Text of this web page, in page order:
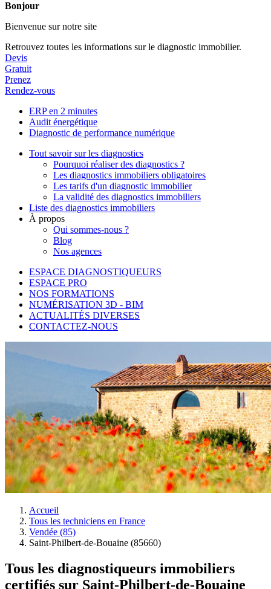
Bonjour
Bienvenue sur notre site
Retrouvez toutes les informations sur le diagnostic immobilier.
Devis
Gratuit
Prenez
Rendez-vous
ERP en 2 minutes
Audit énergétique
Diagnostic de performance numérique
Tout savoir sur les diagnostics
Pourquoi réaliser des diagnostics ?
Les diagnostics immobiliers obligatoires
Les tarifs d'un diagnostic immobilier
La validité des diagnostics immobiliers
Liste des diagnostics immobiliers
À propos
Qui sommes-nous ?
Blog
Nos agences
ESPACE DIAGNOSTIQUEURS
ESPACE PRO
NOS FORMATIONS
NUMÉRISATION 3D - BIM
ACTUALITÉS DIVERSES
CONTACTEZ-NOUS
Accueil
Tous les techniciens en France
Vendée (85)
Saint-Philbert-de-Bouaine (85660)
Tous les diagnostiqueurs immobiliers
certifiés sur Saint-Philbert-de-Bouaine